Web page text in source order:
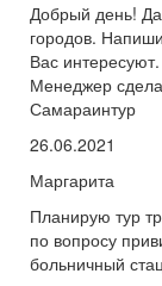
Добрый день!
городов.
Вас
Менеджер
Самараинтур
26.06.2021
Маргарита
Планирую тур
по вопросу
больничный